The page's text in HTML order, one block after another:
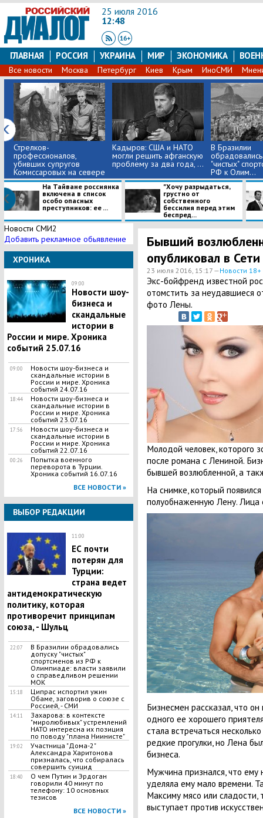
25 июля 2016
12:48
ГЛАВНАЯ РОССИЯ УКРАИНА МИР ЭКОНОМИКА
Все новости Москва Петербург Киев Крым ИноСМИ
Стрелков-
профессионалов,
убивших супругов
Комиссаровых на севере
...
Кадыров: США и НАТО
могли решить афганскую
проблему за два года, ...
В Бразилии
"чистых"
РФ к Олим...
На Тайване россиянка
включена в список
особо опасных
преступников: ее ...
"Хочу разрыдаться,
грустно от
собственного
бессилия перед этим
беспред...
Новости СМИ2
Добавить рекламное обьявление
ХРОНИКА
09:00
Новости шоу-
бизнеса и
скандальные
истории в
России и мире. Хроника
событий 25.07.16
09:00
Новости шоу-бизнеса и
скандальные истории в
России и мире. Хроника
событий 24.07.16
18:44
Новости шоу-бизнеса и
скандальные истории в
России и мире. Хроника
событий 23.07.16
17:56
Новости шоу-бизнеса и
скандальные истории в
России и мире. Хроника
событий 22.07.16
00:26
Попытка военного
переворота в Турции.
Хроника событий 16.07.16
ВСЕ НОВОСТИ »
ВЫБОР РЕДАКЦИИ
11:00
ЕС почти
потерян для
Турции:
страна ведет
антидемократическую
политику, которая
противоречит принципам
союза, - Шульц
22:07
В Бразилии обрадовались
допуску "чистых"
спортсменов из РФ к
Олимпиаде: власти заявили
о справедливом решении
МОК
15:18
Ципрас испортил ужин
Обаме, заговорив о союзе с
Россией, - СМИ
14:11
Захарова: в контексте
"миролюбивых" устремлений
НАТО интересна их позиция
по поводу "плана Ниинисте"
19:02
Участница "Дома-2"
Александра Харитонова
призналась, что собиралась
совершить суицид
18:40
О чем Путин и Эрдоган
говорили 40 минут по
телефону: 10 основных
тезисов
ВСЕ НОВОСТИ »
Бывший
опубликовал в
23 июля 2016, 15:17 —Новости 18+
Экс-бойфренд известной
отомстить за неудавшиеся
фото Лены.
Молодой человек, которого
после романа с Лениной.
бывшей возлюбленной, а
На снимке, который
полуобнаженную Лену.
Бизнесмен рассказал, что
одного ее хорошего
стала встречаться
редкие прогулки, но Лена
бизнеса.
Мужчина признался, что ему
уделяла ему мало времени.
Максиму мясо или сладости,
выступает против